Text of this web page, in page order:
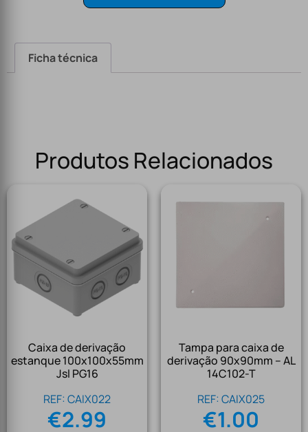
Ficha técnica
Produtos Relacionados
Caixa de derivação
estanque 100x100x55mm
Jsl PG16
REF: CAIX022
€2.99
Tampa para caixa de
derivação 90x90mm – AL
14C102-T
REF: CAIX025
€1.00